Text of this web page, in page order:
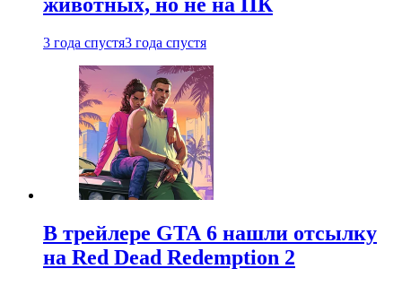
3 года спустя3 года спустя
В трейлере GTA 6 нашли отсылку
на Red Dead Redemption 2